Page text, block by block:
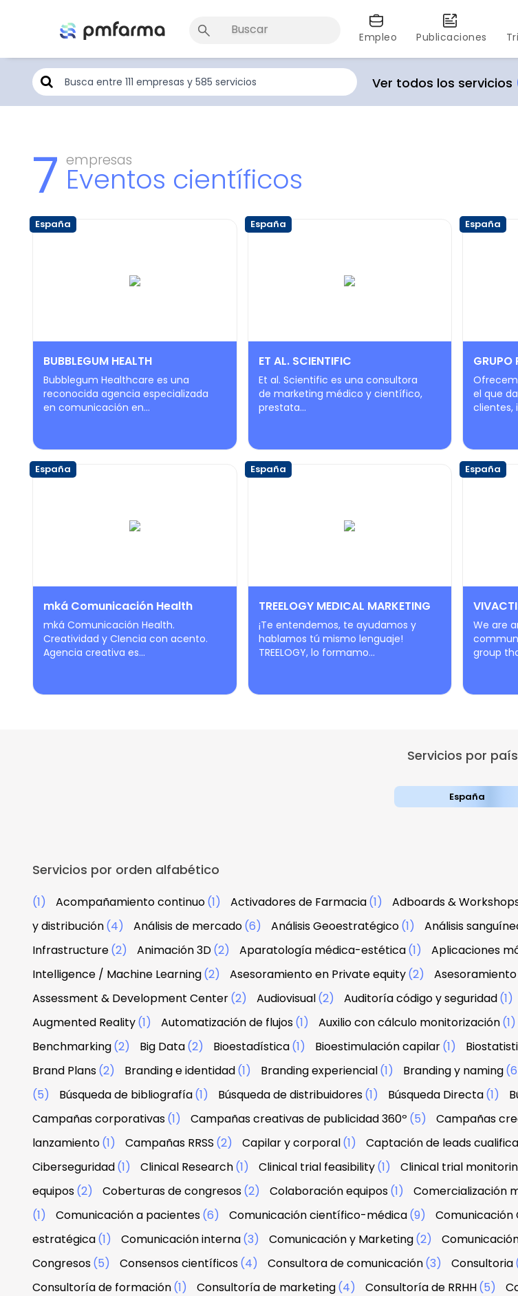
Empleo Publicaciones
Ver todos los servicios
7 empresas
Eventos científicos
España
BUBBLEGUM HEALTH
Bubblegum Healthcare es una
reconocida agencia especializada
en comunicación en...
España
ET AL. SCIENTIFIC
Et al. Scientific es una consultora
de marketing médico y científico,
prestata...
España
GRUPO
el que
clientes,
España
mká Comunicación Health
mká Comunicación Health.
Creatividad y CIencia con acento.
Agencia creativa es...
España
TREELOGY MEDICAL MARKETING
¡Te entendemos, te ayudamos y
hablamos tú mismo lenguaje!
TREELOGY, lo formamo...
España
We are
group
Servicios por país
España
Servicios por orden alfabético
(1) Acompañamiento continuo(1) Activadores de Farmacia(1) Adboards &
y distribución(4) Análisis de mercado(6) Análisis Geoestratégico(1) Análisis
Infrastructure(2) Animación 3D(2) Aparatología médica-estética(1) Aplicaciones
Intelligence / Machine Learning(2) Asesoramiento en Private equity(2)
Assessment & Development Center(2) Audiovisual(2) Auditoría código y seguridad(1)
Augmented Reality(1) Automatización de flujos(1) Auxilio con cálculo monitorización(1)
Benchmarking(2) Big Data(2) Bioestadística(1) Bioestimulación capilar(1)
Brand Plans(2) Branding e identidad(1) Branding experiencial(1) Branding y naming
(5)
Búsqueda de bibliografía(1) Búsqueda de distribuidores(1) Búsqueda Directa(1)
Campañas corporativas(1) Campañas creativas de publicidad 360º (5) Campañas
lanzamiento(1) Campañas RRSS (2) Capilar y corporal(1) Captación de leads
Ciberseguridad(1) Clinical Research(1) Clinical trial feasibility(1) Clinical trial
equipos(2) Coberturas de congresos(2) Colaboración equipos(1) Comercialización
(1)
Comunicación a pacientes(6) Comunicación científico-médica(9)
estratégica(1) Comunicación interna(3) Comunicación y Marketing(2) Comunicación
Congresos(5) Consensos científicos(4) Consultora de comunicación(3) Consultoria
Consultoría de formación(1) Consultoría de marketing(4) Consultoría de RRHH(5)